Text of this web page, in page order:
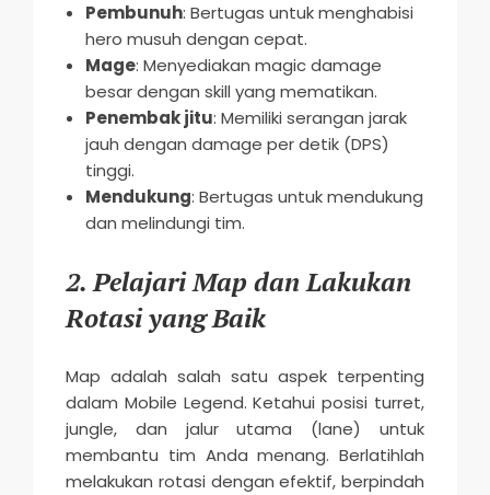
Pembunuh: Bertugas untuk menghabisi
hero musuh dengan cepat.
Mage: Menyediakan magic damage
besar dengan skill yang mematikan.
Penembak jitu: Memiliki serangan jarak
jauh dengan damage per detik (DPS)
tinggi.
Mendukung: Bertugas untuk mendukung
dan melindungi tim.
2. Pelajari Map dan Lakukan
Rotasi yang Baik
Map adalah salah satu aspek terpenting
dalam Mobile Legend. Ketahui posisi turret,
jungle, dan jalur utama (lane) untuk
membantu tim Anda menang. Berlatihlah
melakukan rotasi dengan efektif, berpindah